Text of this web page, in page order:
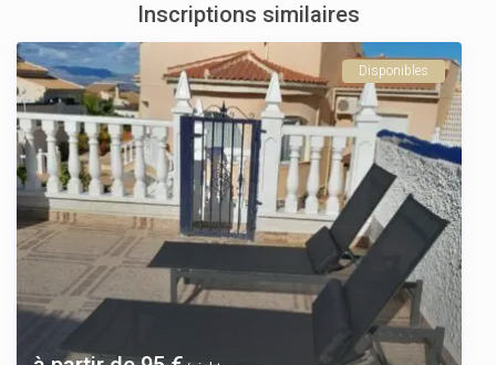
Inscriptions similaires
Disponibles